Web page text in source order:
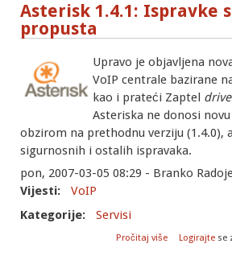
Asterisk 1.4.1: Ispravke
propusta
Upravo je objavljena
VoIP centrale bazirane
kao i prateći Zaptel
Asteriska ne donosi
obzirom na prethodnu verziju (1.4.0),
sigurnosnih i ostalih ispravaka.
pon, 2007-03-05 08:29 - Branko
Vijesti:
VoIP
Kategorije:
Servisi
Pročitaj više
o Asterisk
Logirajte se